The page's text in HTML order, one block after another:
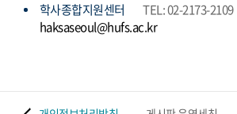
학사종합지원센터
TEL: 02-2173-2109
haksaseoul@hufs.ac.kr